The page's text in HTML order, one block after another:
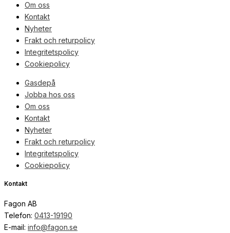
Om oss
Kontakt
Nyheter
Frakt och returpolicy
Integritetspolicy
Cookiepolicy
Gasdepå
Jobba hos oss
Om oss
Kontakt
Nyheter
Frakt och returpolicy
Integritetspolicy
Cookiepolicy
Kontakt
Fagon AB
Telefon: 0413-19190
E-mail: info@fagon.se